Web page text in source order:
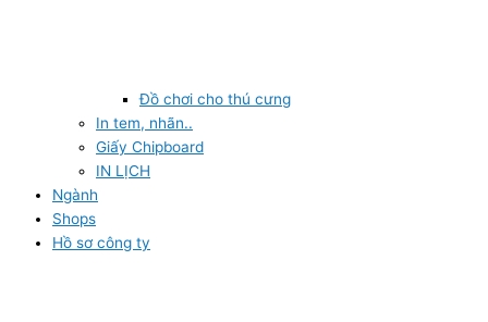
Đồ chơi cho thú cưng
In tem, nhãn..
Giấy Chipboard
IN LỊCH
Ngành
Shops
Hồ sơ công ty